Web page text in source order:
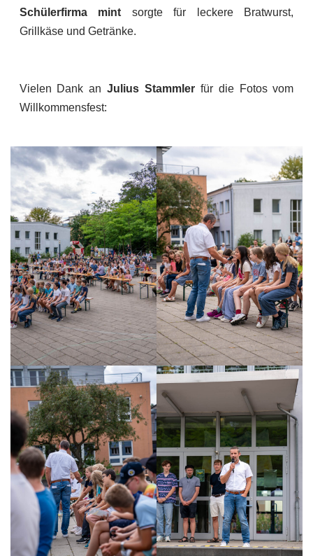
Schülerfirma mint sorgte für leckere Bratwurst,
Grillkäse und Getränke.
Vielen Dank anJulius Stammler für die Fotos vom
Willkommensfest: